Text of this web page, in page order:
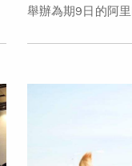
舉辦為期9日的阿